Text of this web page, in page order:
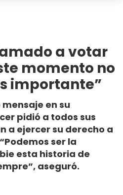
a votar
momento no
importante”
en su
pidió a todos sus
a ejercer su derecho a
ser la
esta historia de
aseguró.